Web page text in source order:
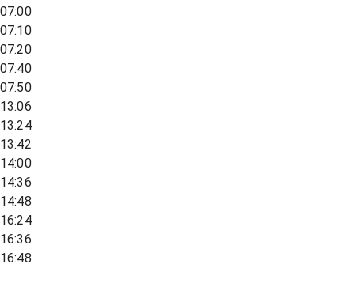
07:00
07:10
07:20
07:40
07:50
13:06
13:24
13:42
14:00
14:36
14:48
16:24
16:36
16:48